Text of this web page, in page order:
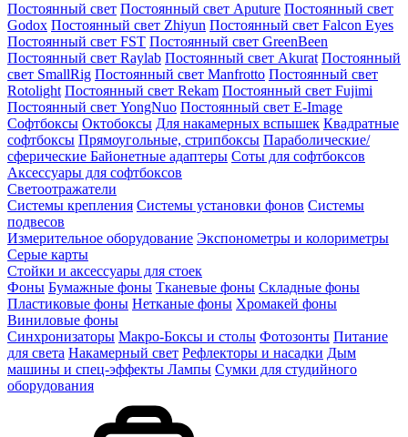
Постоянный свет Постоянный свет Aputure Постоянный свет
Godox Постоянный свет Zhiyun Постоянный свет Falcon Eyes
Постоянный свет FST Постоянный свет GreenBeen
Постоянный свет Raylab Постоянный свет Akurat Постоянный
свет SmallRig Постоянный свет Manfrotto Постоянный свет
Rotolight Постоянный свет Rekam Постоянный свет Fujimi
Постоянный свет YongNuo Постоянный свет E-Image
Софтбоксы Октобоксы Для накамерных вспышек Квадратные
софтбоксы Прямоугольные, стрипбоксы Параболические/
сферические Байонетныe адаптеры Соты для софтбоксов
Аксессуары для софтбоксов
Светоотражатели
Системы крепления Системы установки фонов Системы
подвесов
Измерительное оборудование Экспонометры и колориметры
Серые карты
Стойки и аксессуары для стоек
Фоны Бумажные фоны Тканевые фоны Складные фоны
Пластиковые фоны Нетканые фоны Хромакей фоны
Виниловые фоны
Синхронизаторы Макро-Боксы и столы Фотозонты Питание
для света Накамерный свет Рефлекторы и насадки Дым
машины и спец-эффекты Лампы Сумки для студийного
оборудования